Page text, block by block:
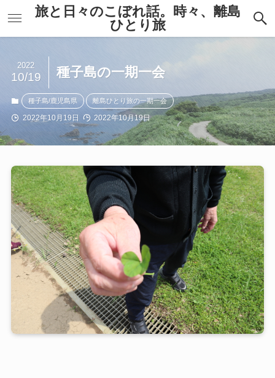
旅と日々のこぼれ話。時々、離島
ひとり旅
種子島の一期一会
2022
10/19
種子島/鹿児島県 離島ひとり旅の一期一会
2022年10月19日 2022年10月19日